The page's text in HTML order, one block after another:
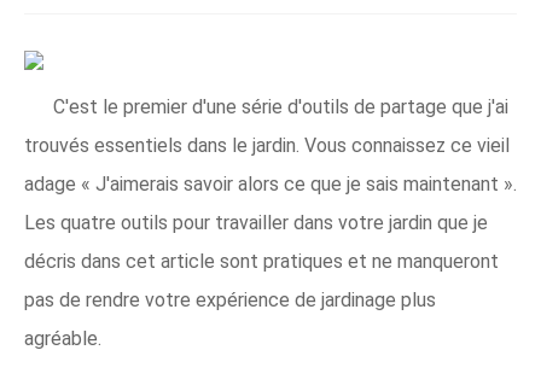
C'est le premier d'une série d'outils de partage que j'ai
trouvés essentiels dans le jardin. Vous connaissez ce vieil
adage « J'aimerais savoir alors ce que je sais maintenant ».
Les quatre outils pour travailler dans votre jardin que je
décris dans cet article sont pratiques et ne manqueront
pas de rendre votre expérience de jardinage plus
agréable.